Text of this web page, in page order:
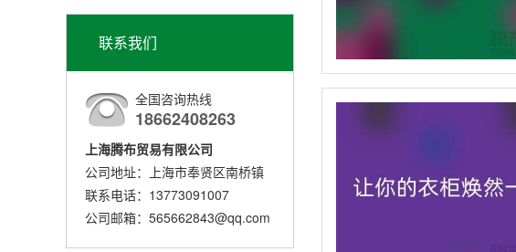
联系我们
全国咨询热线
18662408263
上海腾布贸易有限公司
公司地址：上海市奉贤区南桥镇
联系电话：13773091007
公司邮箱：565662843@qq.com